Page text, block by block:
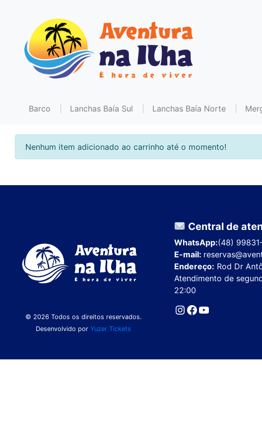
Barco Lanchas Baía Sul Lanchas Baía Norte
Nenhum item adicionado ao carrinho até o momento!
© 2026 Todos os direitos reservados.
Desenvolvido por Yuzer Tickets
Central de
WhatsApp:(48)
E-mail:
Endereço: Rod Dr
Atendimento de
22:00
Instagram
Facebook
Youtube